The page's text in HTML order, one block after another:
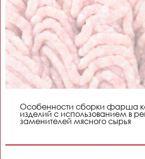
Особенности сборки фарша
изделий с использованием в
заменителей мясного сырья